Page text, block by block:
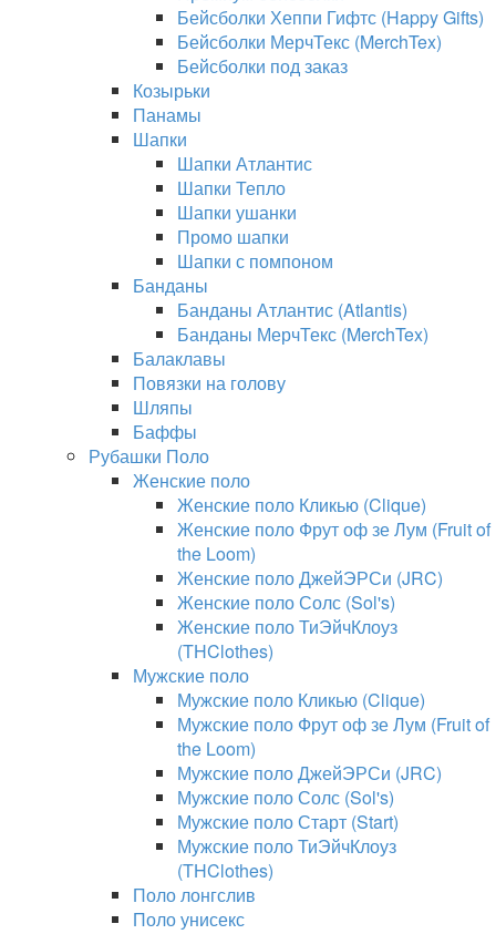
Бейсболки Хеппи Гифтс (Happy Gifts)
Бейсболки МерчТекс (MerchTex)
Бейсболки под заказ
Козырьки
Панамы
Шапки
Шапки Атлантис
Шапки Тепло
Шапки ушанки
Промо шапки
Шапки с помпоном
Банданы
Банданы Атлантис (Atlantis)
Банданы МерчТекс (MerchTex)
Балаклавы
Повязки на голову
Шляпы
Баффы
Рубашки Поло
Женские поло
Женские поло Кликью (Clique)
Женские поло Фрут оф зе Лум (Fruit of
the Loom)
Женские поло ДжейЭРСи (JRC)
Женские поло Солс (Sol's)
Женские поло ТиЭйчКлоуз
(THClothes)
Мужские поло
Мужские поло Кликью (Clique)
Мужские поло Фрут оф зе Лум (Fruit of
the Loom)
Мужские поло ДжейЭРСи (JRC)
Мужские поло Солс (Sol's)
Мужские поло Старт (Start)
Мужские поло ТиЭйчКлоуз
(THClothes)
Поло лонгслив
Поло унисекс